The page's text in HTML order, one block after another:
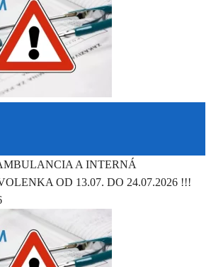
A INTERNÁ
OD 13.07. DO 24.07.2026 !!!